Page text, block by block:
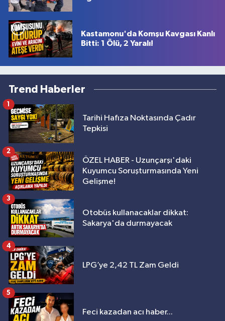
Kastamonu'da Komşu Kavgası Kanlı
Bitti: 1 Ölü, 2 Yaralı!
Trend Haberler
Tarihi Hafıza Noktasında Çadır
Tepkisi
1
ÖZEL HABER - Uzunçarşı'daki
Kuyumcu Soruşturmasında Yeni
Gelişme!
2
Otobüs kullanacaklar dikkat:
Sakarya'da durmayacak
3
LPG’ye 2,42 TL Zam Geldi
4
Feci kazadan acı haber...
5